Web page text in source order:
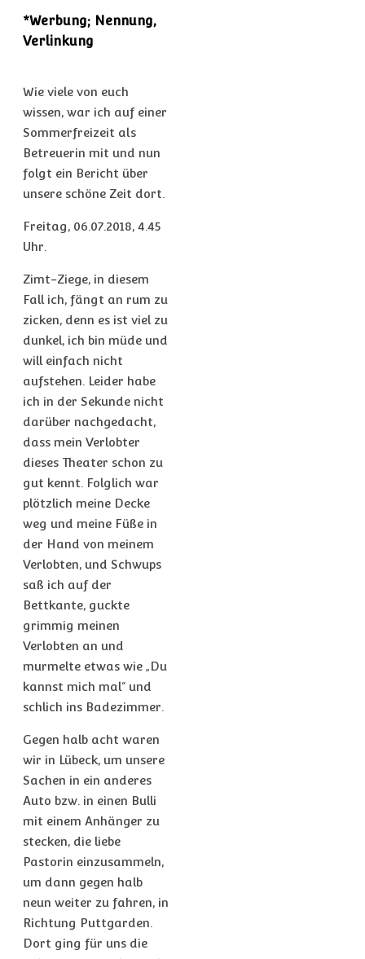
*Werbung; Nennung,
Verlinkung
Wie viele von euch
wissen, war ich auf einer
Sommerfreizeit als
Betreuerin mit und nun
folgt ein Bericht über
unsere schöne Zeit dort.
Freitag, 06.07.2018, 4.45
Uhr.
Zimt-Ziege, in diesem
Fall ich, fängt an rum zu
zicken, denn es ist viel zu
dunkel, ich bin müde und
will einfach nicht
aufstehen. Leider habe
ich in der Sekunde nicht
darüber nachgedacht,
dass mein Verlobter
dieses Theater schon zu
gut kennt. Folglich war
plötzlich meine Decke
weg und meine Füße in
der Hand von meinem
Verlobten, und Schwups
saß ich auf der
Bettkante, guckte
grimmig meinen
Verlobten an und
murmelte etwas wie „Du
kannst mich mal“ und
schlich ins Badezimmer.
Gegen halb acht waren
wir in Lübeck, um unsere
Sachen in ein anderes
Auto bzw. in einen Bulli
mit einem Anhänger zu
stecken, die liebe
Pastorin einzusammeln,
um dann gegen halb
neun weiter zu fahren, in
Richtung Puttgarden.
Dort ging für uns die